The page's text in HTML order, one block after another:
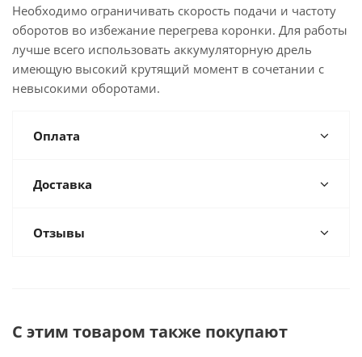
Необходимо ограничивать скорость подачи и частоту
оборотов во избежание перегрева коронки. Для работы
лучше всего использовать аккумуляторную дрель
имеющую высокий крутящий момент в сочетании с
невысокими оборотами.
Оплата
Доставка
Отзывы
С этим товаром также покупают